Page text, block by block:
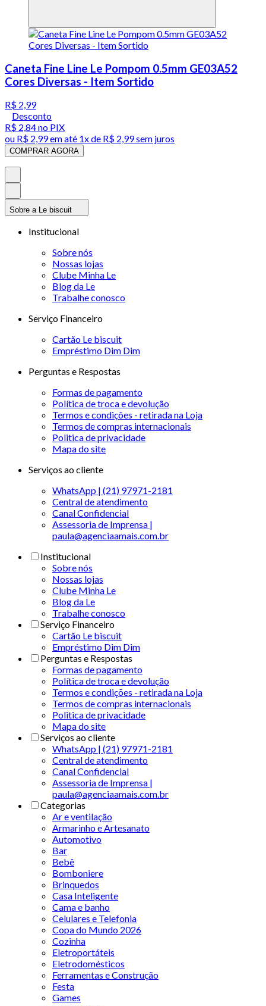
Caneta Fine Line Le Pompom 0.5mm GE03A52
Cores Diversas - Item Sortido
R$ 2,99
Desconto
R$ 2,84no PIX
ou R$ 2,99em até 1x de R$ 2,99sem juros
COMPRAR AGORA
Sobre a Le biscuit
Institucional
Sobre nós
Nossas lojas
Clube Minha Le
Blog da Le
Trabalhe conosco
Serviço Financeiro
Cartão Le biscuit
Empréstimo Dim Dim
Perguntas e Respostas
Formas de pagamento
Política de troca e devolução
Termos e condições - retirada na Loja
Termos de compras internacionais
Politica de privacidade
Mapa do site
Serviços ao cliente
WhatsApp | (21) 97971-2181
Central de atendimento
Canal Confidencial
Assessoria de Imprensa |
paula@agenciaamais.com.br
Institucional
Sobre nós
Nossas lojas
Clube Minha Le
Blog da Le
Trabalhe conosco
Serviço Financeiro
Cartão Le biscuit
Empréstimo Dim Dim
Perguntas e Respostas
Formas de pagamento
Política de troca e devolução
Termos e condições - retirada na Loja
Termos de compras internacionais
Politica de privacidade
Mapa do site
Serviços ao cliente
WhatsApp | (21) 97971-2181
Central de atendimento
Canal Confidencial
Assessoria de Imprensa |
paula@agenciaamais.com.br
Categorias
Ar e ventilação
Armarinho e Artesanato
Automotivo
Bar
Bebê
Bomboniere
Brinquedos
Casa Inteligente
Cama e banho
Celulares e Telefonia
Copa do Mundo 2026
Cozinha
Eletroportáteis
Eletrodomésticos
Ferramentas e Construção
Festa
Games